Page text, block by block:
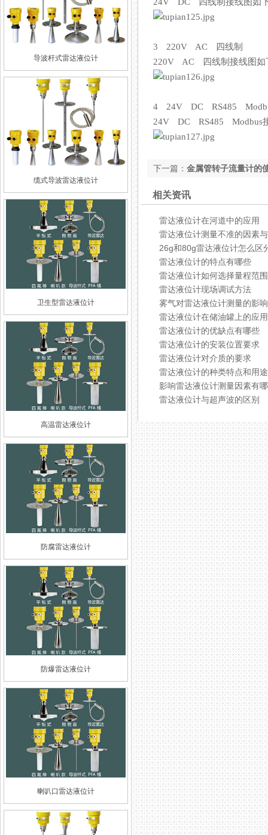
导波杆式雷达液位计
缆式导波雷达液位计
卫生型雷达液位计
高温雷达液位计
防腐雷达液位计
防爆雷达液位计
喇叭口雷达液位计
3 220V AC 四线制
220V AC 四线制接线图如下
4 24V DC RS485
24V DC RS485 Modbus接线
下一篇： 金属管转子流量计的
相关资讯
雷达液位计在河道中的应用
雷达液位计测量不准的因素
26g和80g雷达液位计怎么区
雷达液位计的特点有哪些
雷达液位计如何选择量程范围
雷达液位计现场调试方法
雾气对雷达液位计测量的影响
雷达液位计在储油罐上的应用
雷达液位计的优缺点有哪些
雷达液位计的安装位置要求
雷达液位计对介质的要求
雷达液位计的种类特点和用途
影响雷达液位计测量因素有
雷达液位计与超声波的区别